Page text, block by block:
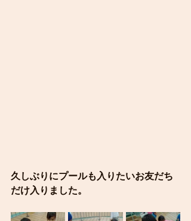
久しぶりにプールも入りたいお友だち
だけ入りました。